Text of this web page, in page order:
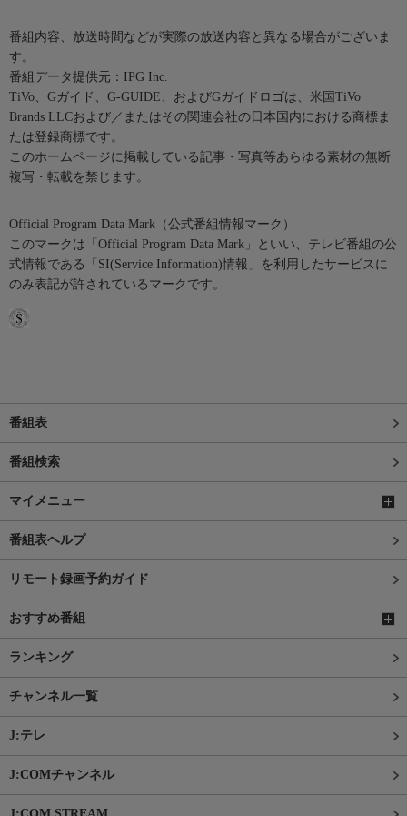
番組内容、放送時間などが実際の放送内容と異なる場合がございま
す。
番組データ提供元：IPG Inc.
TiVo、Gガイド、G-GUIDE、およびGガイドロゴは、米国TiVo
Brands LLCおよび／またはその関連会社の日本国内における商標ま
たは登録商標です。
このホームページに掲載している記事・写真等あらゆる素材の無断
複写・転載を禁じます。
Official Program Data Mark（公式番組情報マーク）
このマークは「Official Program Data Mark」といい、テレビ番組の公
式情報である「SI(Service Information)情報」を利用したサービスに
のみ表記が許されているマークです。
番組表
番組検索
マイメニュー
番組表ヘルプ
リモート録画予約ガイド
おすすめ番組
ランキング
チャンネル一覧
J:テレ
J:COMチャンネル